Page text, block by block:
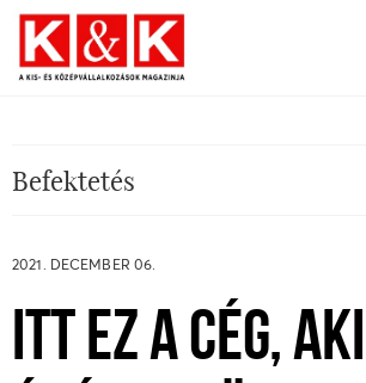
Befektetés
2021. DECEMBER 06.
ITT EZ A CÉG,